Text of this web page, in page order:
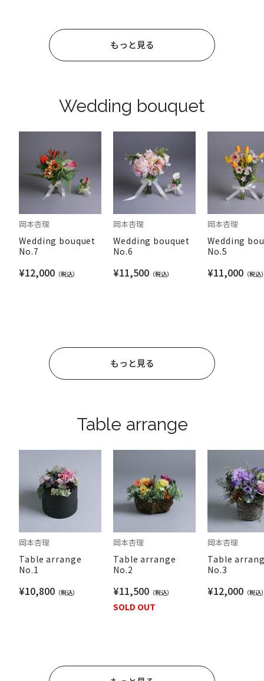
もっと見る
Wedding bouquet
岡本杏理
Wedding bouquet
No.7
¥12,000
岡本杏理
Wedding bouquet
No.6
¥11,500
岡本杏理
Wedding
No.5
¥11,000
もっと見る
Table arrange
岡本杏理
Table arrange
No.1
¥10,800
SOLD OUT
岡本杏理
Table arrange
No.2
¥11,500
岡本杏理
Table
No.3
¥12,000